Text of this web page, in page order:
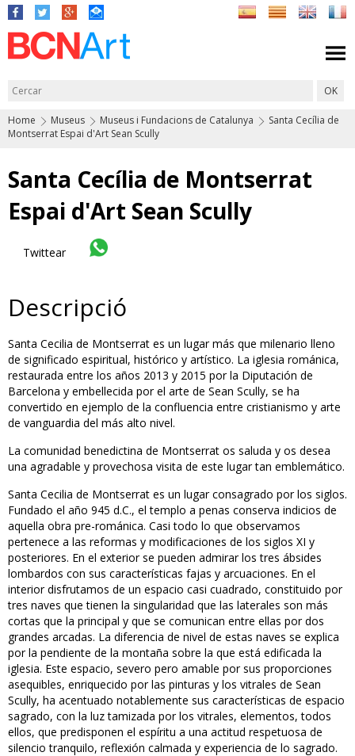
Home Museus Museus i Fundacions de Catalunya
Santa Cecília de
Montserrat Espai d'Art Sean Scully
Santa Cecília de Montserrat
Espai d'Art Sean Scully
Twittear
Descripció
Santa Cecilia de Montserrat es un lugar más que milenario lleno
de significado espiritual, histórico y artístico. La iglesia románica,
restaurada entre los años 2013 y 2015 por la Diputación de
Barcelona y embellecida por el arte de Sean Scully, se ha
convertido en ejemplo de la confluencia entre cristianismo y arte
de vanguardia del más alto nivel.
La comunidad benedictina de Montserrat os saluda y os desea
una agradable y provechosa visita de este lugar tan emblemático.
Santa Cecilia de Montserrat es un lugar consagrado por los siglos.
Fundado el año 945 d.C., el templo a penas conserva indicios de
aquella obra pre-románica. Casi todo lo que observamos
pertenece a las reformas y modificaciones de los siglos XI y
posteriores. En el exterior se pueden admirar los tres ábsides
lombardos con sus características fajas y arcuaciones. En el
interior disfrutamos de un espacio casi cuadrado, constituido por
tres naves que tienen la singularidad que las laterales son más
cortas que la principal y que se comunican entre ellas por dos
grandes arcadas. La diferencia de nivel de estas naves se explica
por la pendiente de la montaña sobre la que está edificada la
iglesia. Este espacio, severo pero amable por sus proporciones
asequibles, enriquecido por las pinturas y los vitrales de Sean
Scully, ha acentuado notablemente sus características de espacio
sagrado, con la luz tamizada por los vitrales, elementos, todos
ellos, que predisponen el espíritu a una actitud respetuosa de
silencio tranquilo, reflexión calmada y experiencia de lo sagrado.